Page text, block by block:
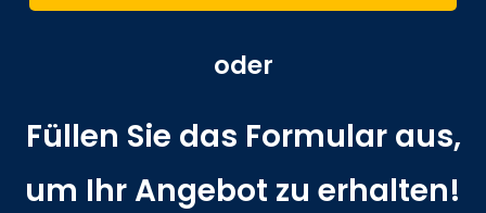
oder
Füllen Sie das Formular aus,
um Ihr Angebot zu erhalten!